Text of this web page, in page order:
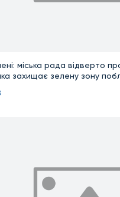
міська рада відверто
захищає зелену зону